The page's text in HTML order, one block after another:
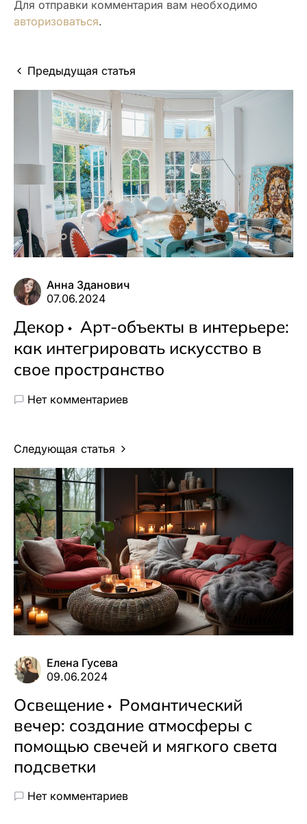
Для отправки комментария вам необходимо
авторизоваться.
Предыдущая статья
Анна Зданович
07.06.2024
Декор
Арт-объекты в интерьере:
как интегрировать искусство в
свое пространство
Нет комментариев
Следующая статья
Елена Гусева
09.06.2024
Освещение
Романтический
вечер: создание атмосферы с
помощью свечей и мягкого света
подсветки
Нет комментариев